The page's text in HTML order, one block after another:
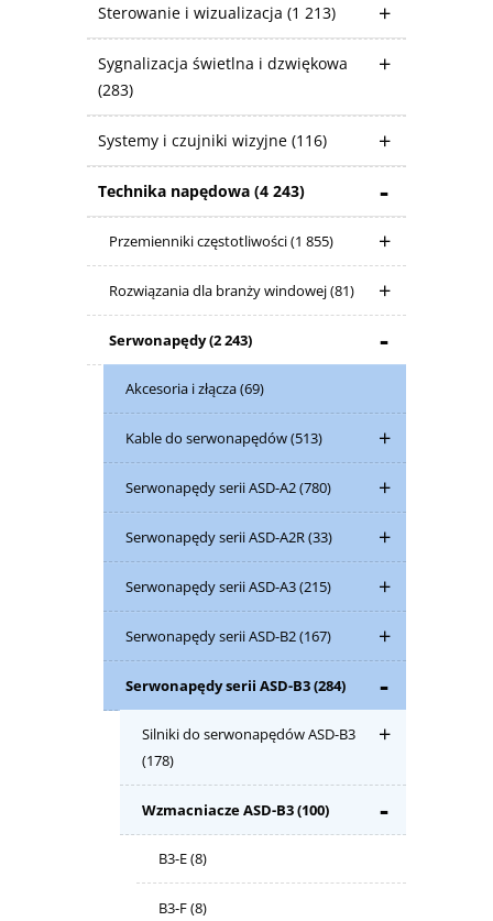
Sterowanie i wizualizacja (1 213)
Sygnalizacja świetlna i dzwiękowa
(283)
Systemy i czujniki wizyjne (116)
Technika napędowa (4 243)
Przemienniki częstotliwości(1 855)
Rozwiązania dla branży windowej(81)
Serwonapędy(2 243)
Akcesoria i złącza(69)
Kable do serwonapędów(513)
Serwonapędy serii ASD-A2(780)
Serwonapędy serii ASD-A2R(33)
Serwonapędy serii ASD-A3(215)
Serwonapędy serii ASD-B2(167)
Serwonapędy serii ASD-B3(284)
Silniki do serwonapędów ASD-B3
(178)
Wzmacniacze ASD-B3(100)
B3-E(8)
B3-F(8)